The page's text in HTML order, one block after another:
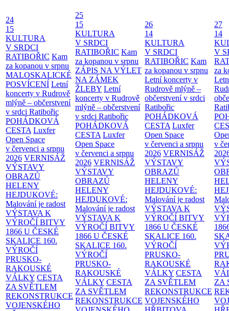
24
15
KULTURA
V SRDCI
RATIBOŘIC Kam
za kopanou v srpnu
MALOSKALICKÉ
POSVÍCENÍ Letní
koncerty v Rudrově
mlýně – občerstvení
v srdci Ratibořic
POHÁDKOVÁ
CESTA Luxfer
Open Space
v červenci a srpnu
2026 VERNISÁŽ
VÝSTAVY
OBRAZŮ
HELENY
HEJDUKOVÉ:
Malování je radost
VÝSTAVA K
VÝROČÍ BITVY
1866 U ČESKÉ
SKALICE 160.
VÝROČÍ
PRUSKO-
RAKOUSKÉ
VÁLKY CESTA
ZA SVĚTLEM
REKONSTRUKCE
VOJENSKÉHO
25
15
KULTURA
V SRDCI
RATIBOŘIC Kam
za kopanou v srpnu
ZÁPIS NA VÝLET
NA ZÁMEK
ŽLEBY Letní
koncerty v Rudrově
mlýně – občerstvení
v srdci Ratibořic
POHÁDKOVÁ
CESTA Luxfer
Open Space
v červenci a srpnu
2026 VERNISÁŽ
VÝSTAVY
OBRAZŮ
HELENY
HEJDUKOVÉ:
Malování je radost
VÝSTAVA K
VÝROČÍ BITVY
1866 U ČESKÉ
SKALICE 160.
VÝROČÍ
PRUSKO-
RAKOUSKÉ
VÁLKY CESTA
ZA SVĚTLEM
REKONSTRUKCE
26
14
KULTURA
V SRDCI
RATIBOŘIC Kam
za kopanou v srpnu
Letní koncerty v
Rudrově mlýně –
občerstvení v srdci
Ratibořic
POHÁDKOVÁ
CESTA Luxfer
Open Space
v červenci a srpnu
2026 VERNISÁŽ
VÝSTAVY
OBRAZŮ
HELENY
HEJDUKOVÉ:
Malování je radost
VÝSTAVA K
VÝROČÍ BITVY
1866 U ČESKÉ
SKALICE 160.
VÝROČÍ
PRUSKO-
RAKOUSKÉ
VÁLKY CESTA
ZA SVĚTLEM
REKONSTRUKCE
VOJENSKÉHO
27
14
V
za
v
ZA